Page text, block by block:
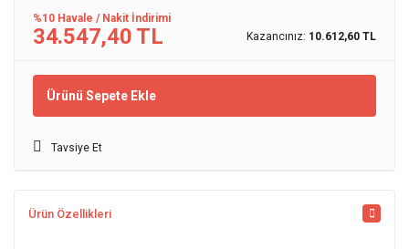
%10 Havale / Nakit İndirimi
34.547,40 TL Kazancınız: 10.612,60 TL
Ürünü Sepete Ekle
Tavsiye Et
Ürün Özellikleri